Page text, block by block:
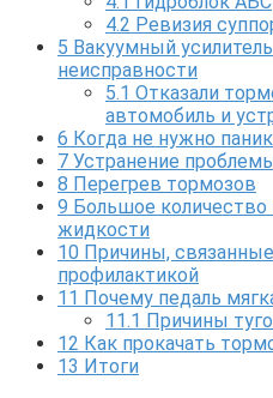
4.2 Ревизия
5 Вакуумный
неисправности
5.1 Отказали
автомобиль и
6 Когда не нужно
7 Устранение
8 Перегрев тормозов
9 Большое
жидкости
10 Причины,
профилактикой
11 Почему педаль
11.1 Причины
12 Как прокачать
13 Итоги